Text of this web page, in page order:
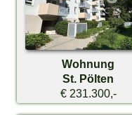
Wohnung
St. Pölten
€ 231.300,-